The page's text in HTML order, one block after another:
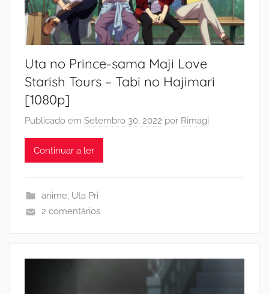
Uta no Prince-sama Maji Love
Starish Tours – Tabi no Hajimari
[1080p]
Publicado em Setembro 30, 2022 por Rimagi
Continuar a ler
anime, Uta Pri
2 comentários